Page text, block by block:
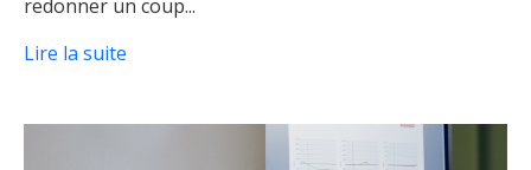
redonner un coup...
Lire la suite